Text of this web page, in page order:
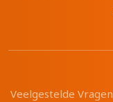
Veelgestelde Vragen